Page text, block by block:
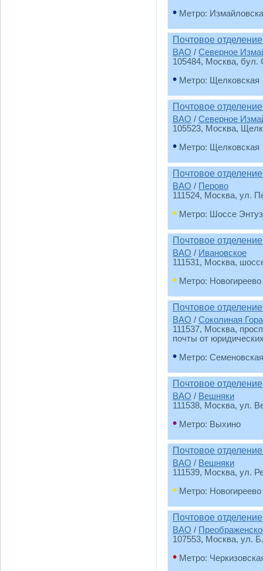
• Метро:
Почтовое
ВАО / Северное
105484, Москва, бул.
• Метро: Щелковская
Почтовое
ВАО / Северное
105523, Москва,
• Метро: Щелковская
Почтовое
ВАО / Перово
111524, Москва, ул.
• Метро: Шоссе
Почтовое
ВАО / Ивановское
111531 , Москва,
• Метро: Новогиреево
Почтовое
ВАО / Соколиная Гора
111537, Москва,
почты от
• Метро: Семеновская
Почтовое
ВАО / Вешняки
111538, Москва, ул.
• Метро: Выхино
Почтовое
ВАО / Вешняки
111539, Москва, ул.
• Метро: Новогиреево
Почтовое
ВАО /
107553, Москва, ул.
• Метро: